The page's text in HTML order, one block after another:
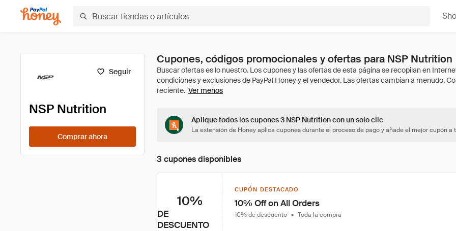
Seguir
NSP Nutrition
Comprar ahora
Cupones, códigos promocionales y ofertas para NSP Nutrition
Ver menos
Aplique todos los cupones 3 NSP Nutrition con un solo clic
La extensión de Honey aplica cupones durante el proceso de pago y añade el mejor cupón a
3 cupones disponibles
10%
DE
DESCUENTO
CUPÓN DESTACADO
10% Off on All Orders
10% de descuento • Toda la compra